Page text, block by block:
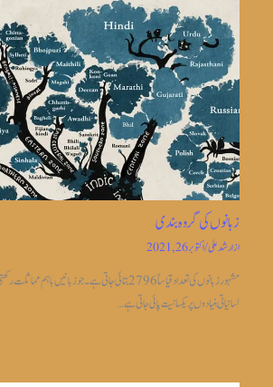
زبانوں کی گروہ بندی
ازارشد علی/اکتوبر 26, 2021
مشہور زبانوں کی تعداد قیاساً2796 بتائی جاتی ہے ۔جو زبانیں
لسانیاتی بنیادوں پر یکسانیت پائی جاتی ہے…